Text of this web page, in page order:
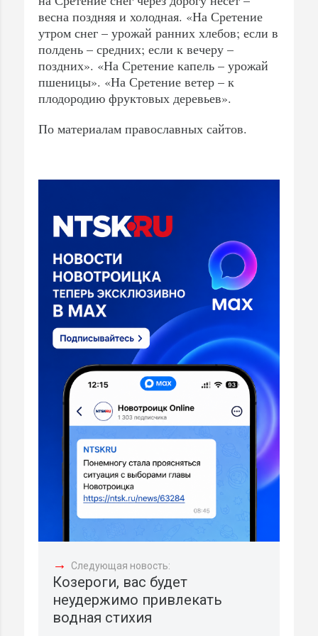
весна поздняя и холодная. «На Сретение
утром снег – урожай ранних хлебов; если в
полдень – средних; если к вечеру –
поздних». «На Сретение капель – урожай
пшеницы». «На Сретение ветер – к
плодородию фруктовых деревьев».
По материалам православных сайтов.
→ Следующая новость:
Козероги, вас будет
неудержимо привлекать
водная стихия